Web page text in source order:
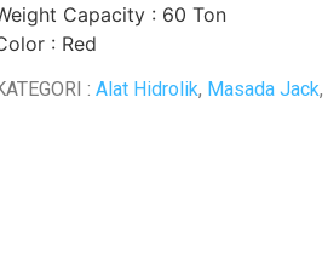
Capacity : 60 Ton
: Red
: Alat Hidrolik, Masada Jack,